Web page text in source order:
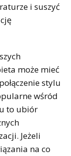
i suszyć
może mieć
stylu
wśród
to ubiór
Jeżeli
na co